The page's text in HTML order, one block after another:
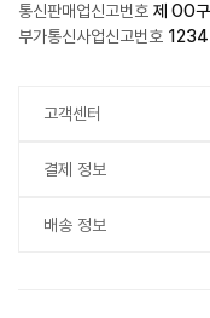
통신판매업신고번호 제 OO
부가통신사업신고번호
고객센터
결제 정보
배송 정보